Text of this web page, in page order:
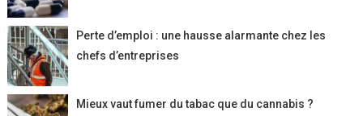
Perte d’emploi : une hausse alarmante chez les
chefs d’entreprises
Mieux vaut fumer du tabac que du cannabis ?